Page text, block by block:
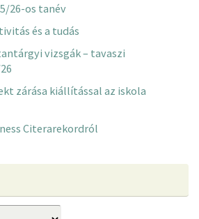
26-os tanév
és a tudás
vizsgák – tavaszi
zárása kiállítással az iskola
Citerarekordról